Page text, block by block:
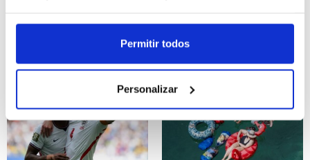
Permitir todos
Personalizar
Futebol 2026: Espanha vs
Data: 19/07/2026 23:59
1 da Bélgica
ID: 47486648